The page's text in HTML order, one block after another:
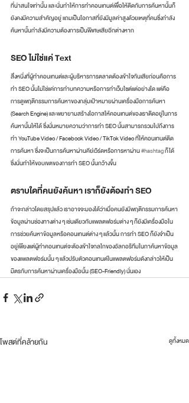
ที่น่าสนใจเท่านั้น และนั่นทำให้การทำคอนเทนต์เพื่อให้ติดกับการค้นหานั้นก็
ยังคงมีความสำคัญอยู่ แถมเป็นโอกาสที่ยังมีมูลค่าสูงด้วยเหตุที่คนซึ่งกำลัง
ค้นหานั้นกำลังมีความต้องการเป็นพิเศษเสียอีกต่างหาก
SEO ไม่ใช่แค่ Text
สิ่งหนี่งที่ผู้ทำคอนเทนต์และผู้บริหารการตลาดต้องเข้าใจกันเสียก่อนคือการ
ทำ SEO นั้นไม่ใช่แค่การทำบทความหรือการทำเว็บไซต์แต่อย่างใด แต่คือ
การดูพฤติกรรมการค้นหาของกลุ่มเป้าหมายผ่านเครื่องมือการค้นหา
(Search Engine) และพยายามสร้างโอกาสให้คอนเทนต์ของเราติดอยู่ในการ
ค้นหานั้นให้ได้ ซึ่งนั่นหมายความว่าการทำ SEO นั้นสามารถรวมไปถึงการ
ทำ YouTube Video / Facebook Video / TikTok Video ที่ให้คอนเทนต์ติด
การค้นหา ซึ่งจะเป็นการค้นหาผ่านคีย์เวิร์ดหรือการหาผ่าน #hashtag ก็ได้
ซึ่งนั่นทำให้ขอบเขตของการทำ SEO นั้นกว้างขึ้น
ตราบใดที่คนยังค้นหา เราก็ยังต้องทำ SEO
ถ้าจะกล่าวโดยสรุปแล้ว เราอาจจะมองได้ว่าเมื่อคนยังมีพฤติกรรมการค้นหา
ข้อมูลผ่านช่องทางต่าง ๆ เช่นเดียวกับแพลตฟอร์มต่าง ๆ ก็ยังมีเครื่องมือใน
การช่วยค้นหาข้อมูลหรือคอนเทนต์ต่าง ๆ แล้วนั้น การทำ SEO ก็ยังจำเป็น
อยู่เพียงแต่ผู้ทำคอนเทนต์จะต้องเข้าใจกลไกของอัลกอริทึมในกาค้นหาข้อมูล
ของแพลตฟอร์มนั้น ๆ แล้วปรับตัวคอนเทนต์ในแพลตฟอร์มดังกล่าวให้เป็น
มิตรกับการค้นหาผ่านเครื่องมือนั้น (SEO-Friendly) นั่นเอง
โพสต์ที่คล้ายกัน ดูทั้งหมด